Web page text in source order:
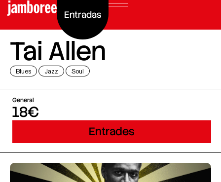
Entradas
Tai Allen
Blues Jazz Soul
General
18€
Entrades